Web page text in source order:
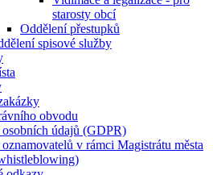
starosty obcí
Oddělení přestupků
spisové služby
obvodu
osobních údajů (GDPR)
v rámci Magistrátu města